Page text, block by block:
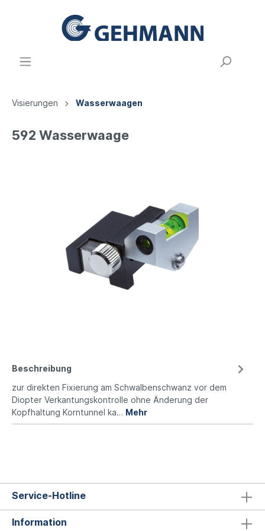
Visierungen Wasserwaagen
592 Wasserwaage
Beschreibung
zur direkten Fixierung am Schwalbenschwanz vor dem
Diopter Verkantungskontrolle ohne Änderung der
Kopfhaltung Korntunnel ka… Mehr
Service-Hotline
Information